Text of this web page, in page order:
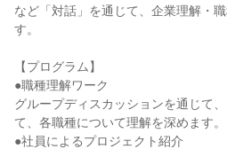
など「対話」を通じて、企業理解・
す。
【プログラム】
●職種理解ワーク
グループディスカッションを通じて
て、各職種について理解を深めます。
●社員によるプロジェクト紹介